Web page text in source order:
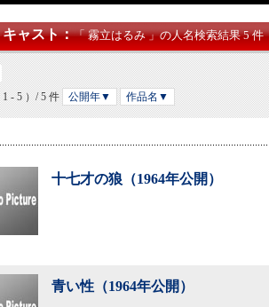
キャスト：「 霧立はるみ 」の人名検索結果 5 件
- 5 ）/ 5 件 公開年▼ 作品名▼
十七才の狼（1964年公開）
青い性（1964年公開）